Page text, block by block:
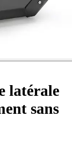
latérale
sans